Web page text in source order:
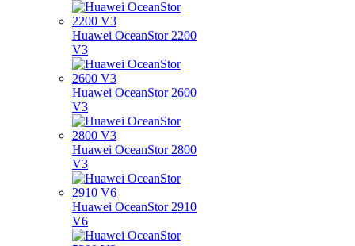
Huawei OceanStor 2200
V3
Huawei OceanStor 2600
V3
Huawei OceanStor 2800
V3
Huawei OceanStor 2910
V6